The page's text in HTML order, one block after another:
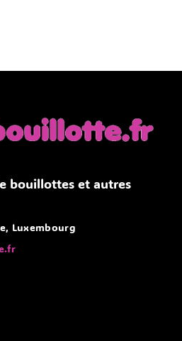
bouillottes et autres
Luxembourg